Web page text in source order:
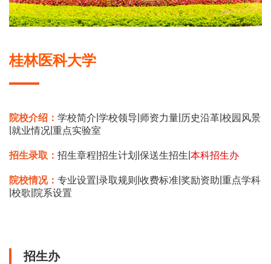
桂林医科大学
院校介绍： 学校简介 学校领导 师资力量 历史沿革 校园风景
就业情况 重点实验室
招生录取： 招生章程 招生计划 保送生招生 本科招生办
院校情况： 专业设置 录取规则 收费标准 奖励资助 重点学科
校歌 院系设置
招生办